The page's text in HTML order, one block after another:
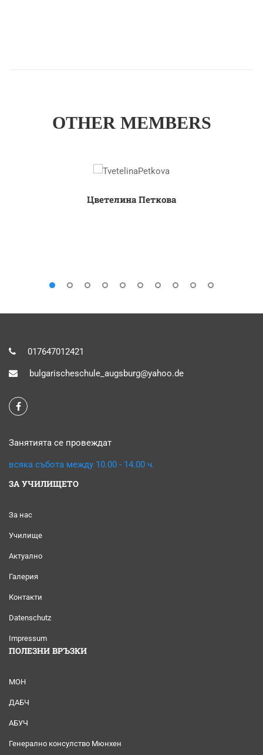
OTHER MEMBERS
Цветелина Петкова
017647012421
bulgarischeschule_augsburg@yahoo.de
Занятията се провеждат
всяка събота между 10.00 - 14.00 ч.
ЗА УЧИЛИЩЕТО
За нас
Училище
Актуално
Галерия
Контакти
Datenschutz
Impressum
ПОЛЕЗНИ ВРЪЗКИ
МОН
ДАБЧ
АБУЧ
Генерално консулство Мюнхен